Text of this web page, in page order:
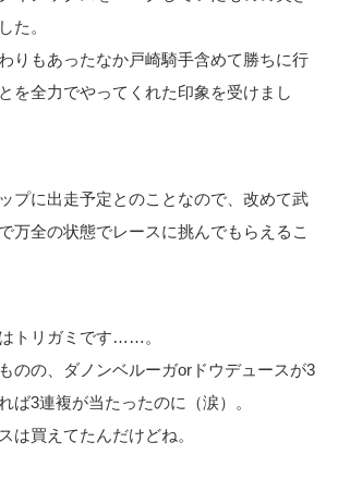
た。
りもあったなか戸崎騎手含めて勝ちに行
を全力でやってくれた印象を受けまし
プに出走予定とのことなので、改めて武
万全の状態でレースに挑んでもらえるこ
トリガミです……。
のの、ダノンベルーガorドウデュースが3
ば3連複が当たったのに（涙）。
は買えてたんだけどね。